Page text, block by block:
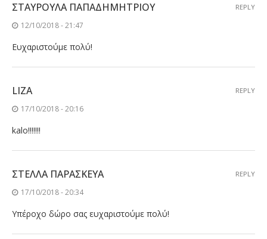
ΣΤΑΥΡΟΎΛΑ ΠΑΠΑΔΗΜΗΤΡΊΟΥ
12/10/2018 - 21:47
Ευχαριστούμε πολύ!
REPLY
LIZA
17/10/2018 - 20:16
kalo!!!!!!!
REPLY
ΣΤΈΛΛΑ ΠΑΡΑΣΚΕΎΑ
17/10/2018 - 20:34
Υπέροχο δώρο σας ευχαριστούμε πολύ!
REPLY